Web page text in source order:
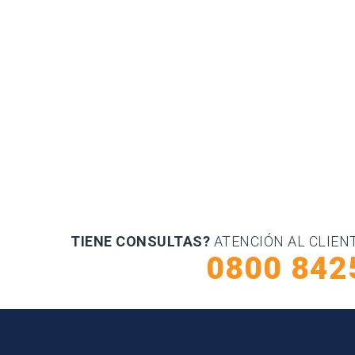
TIENE CONSULTAS? ATENCIÓN AL
0800